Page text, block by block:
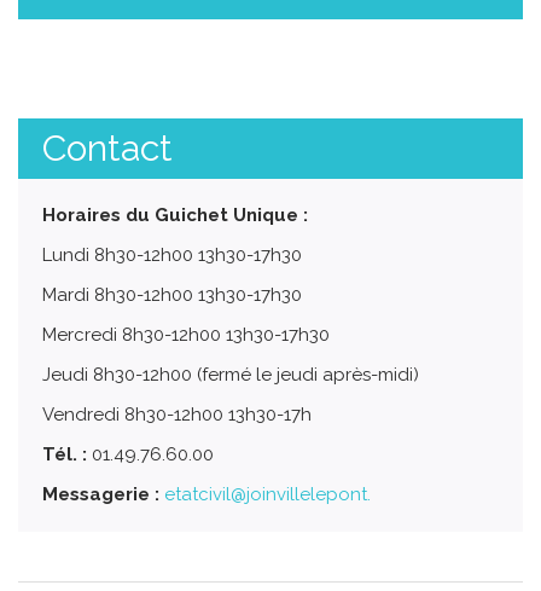
Contact
Horaires du Guichet Unique :
Lundi 8h30-12h00 13h30-17h30
Mardi 8h30-12h00 13h30-17h30
Mercredi 8h30-12h00 13h30-17h30
Jeudi 8h30-12h00 (fermé le jeudi après-midi)
Vendredi 8h30-12h00 13h30-17h
Tél. : 01.49.76.60.00
Messagerie : etatcivil@joinvillelepont.